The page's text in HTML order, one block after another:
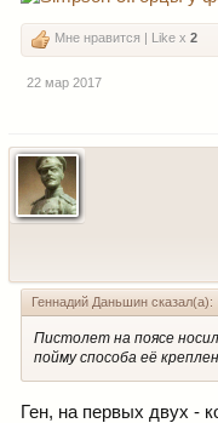
Мне нравится | Like x 2
22 мар 2017
Геннадий Даньшин сказал(а):
Пистолет на поясе
пойму способа её
Ген, на первых двух -